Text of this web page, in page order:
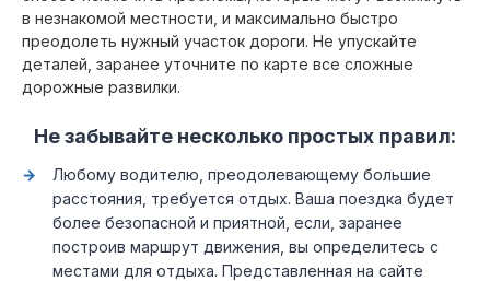
в незнакомой местности, и максимально быстро
преодолеть нужный участок дороги. Не упускайте
деталей, заранее уточните по карте все сложные
дорожные развилки.
Не забывайте несколько простых правил:
Любому водителю, преодолевающему большие
расстояния, требуется отдых. Ваша поездка будет
более безопасной и приятной, если, заранее
построив маршрут движения, вы определитесь с
местами для отдыха. Представленная на сайте